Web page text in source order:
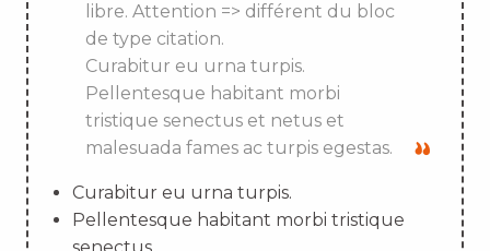
libre. Attention => différent du bloc
de type citation.
Curabitur eu urna turpis.
Pellentesque habitant morbi
tristique senectus et netus et
malesuada fames ac turpis egestas.
Curabitur eu urna turpis.
Pellentesque habitant morbi tristique